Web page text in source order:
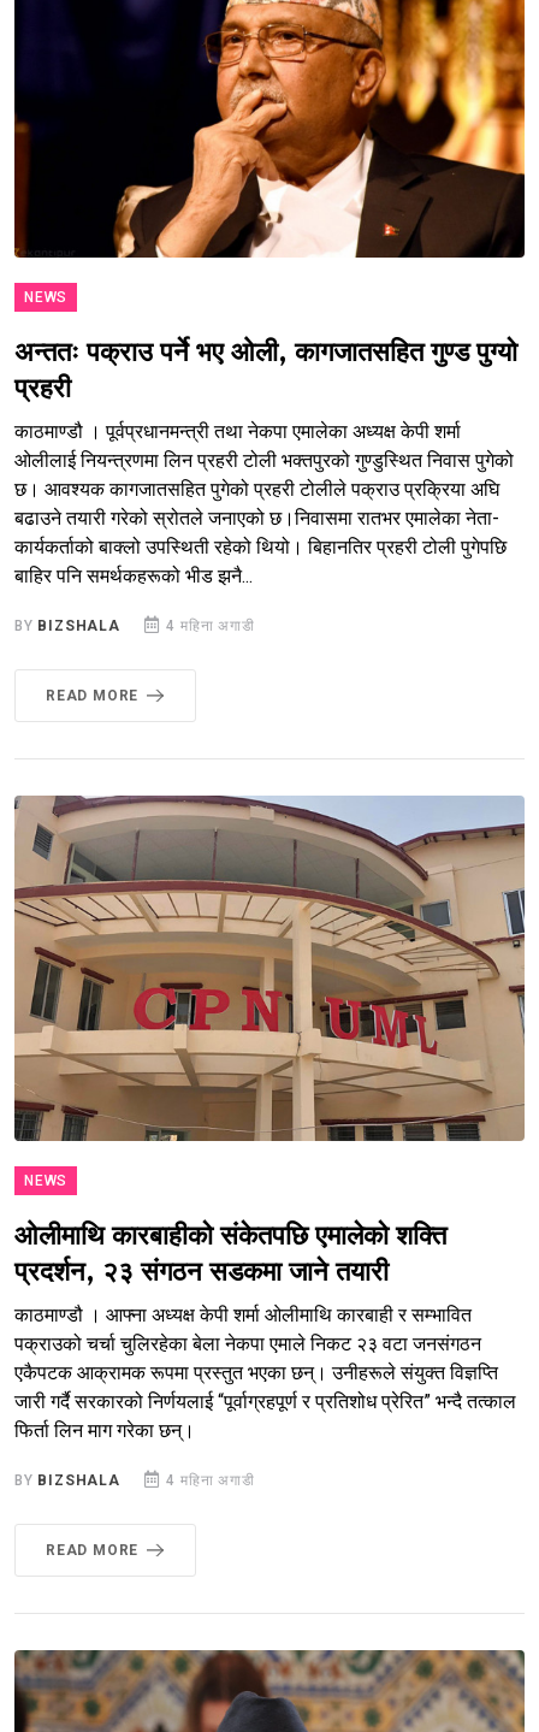
NEWS
अन्ततः पक्राउ पर्ने भए ओली, कागजातसहित गुण्ड पुग्यो
प्रहरी
काठमाण्डौ । पूर्वप्रधानमन्त्री तथा नेकपा एमालेका अध्यक्ष केपी शर्मा
ओलीलाई नियन्त्रणमा लिन प्रहरी टोली भक्तपुरको गुण्डुस्थित निवास पुगेको
छ। आवश्यक कागजातसहित पुगेको प्रहरी टोलीले पक्राउ प्रक्रिया अघि
बढाउने तयारी गरेको स्रोतले जनाएको छ।निवासमा रातभर एमालेका नेता-
कार्यकर्ताको बाक्लो उपस्थिती रहेको थियो। बिहानतिर प्रहरी टोली पुगेपछि
बाहिर पनि समर्थकहरूको भीड झनै...
BY BIZSHALA 4 महिना अगाडी
READ MORE
NEWS
ओलीमाथि कारबाहीको संकेतपछि एमालेको शक्ति
प्रदर्शन, २३ संगठन सडकमा जाने तयारी
काठमाण्डौ । आफ्ना अध्यक्ष केपी शर्मा ओलीमाथि कारबाही र सम्भावित
पक्राउको चर्चा चुलिरहेका बेला नेकपा एमाले निकट २३ वटा जनसंगठन
एकैपटक आक्रामक रूपमा प्रस्तुत भएका छन्। उनीहरूले संयुक्त विज्ञप्ति
जारी गर्दै सरकारको निर्णयलाई “पूर्वाग्रहपूर्ण र प्रतिशोध प्रेरित” भन्दै तत्काल
फिर्ता लिन माग गरेका छन्।
BY BIZSHALA 4 महिना अगाडी
READ MORE